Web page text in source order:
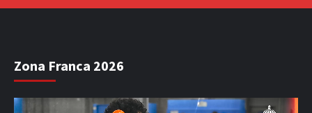
Zona Franca 2026
Reproductor